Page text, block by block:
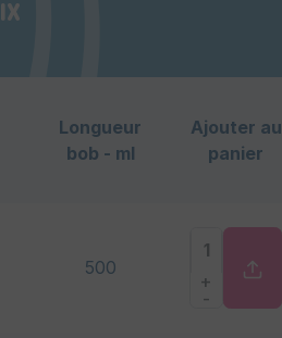
Longueur
bob - ml
Ajouter au
panier
500
+
-